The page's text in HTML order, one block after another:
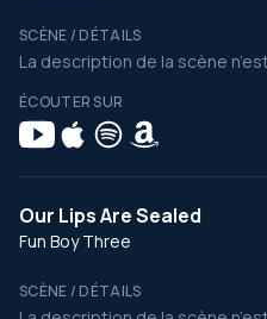
SCÈNE / DÉTAILS
La description de la scène
ÉCOUTER SUR
Our Lips Are Sealed
Fun Boy Three
SCÈNE / DÉTAILS